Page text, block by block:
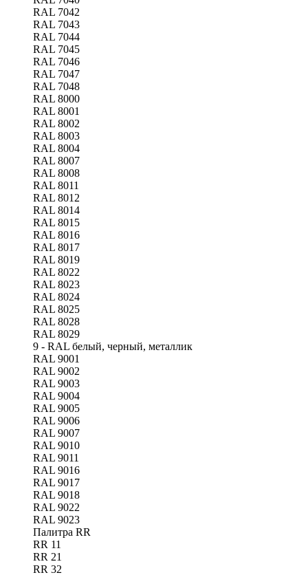
RAL 7042
RAL 7043
RAL 7044
RAL 7045
RAL 7046
RAL 7047
RAL 7048
RAL 8000
RAL 8001
RAL 8002
RAL 8003
RAL 8004
RAL 8007
RAL 8008
RAL 8011
RAL 8012
RAL 8014
RAL 8015
RAL 8016
RAL 8017
RAL 8019
RAL 8022
RAL 8023
RAL 8024
RAL 8025
RAL 8028
RAL 8029
9 - RAL белый, черный, металлик
RAL 9001
RAL 9002
RAL 9003
RAL 9004
RAL 9005
RAL 9006
RAL 9007
RAL 9010
RAL 9011
RAL 9016
RAL 9017
RAL 9018
RAL 9022
RAL 9023
Палитра RR
RR 11
RR 21
RR 32